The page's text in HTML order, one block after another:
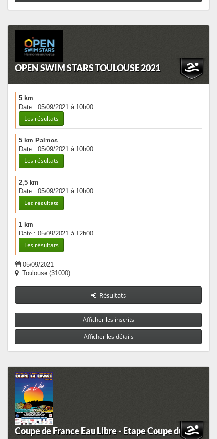
OPEN SWIM STARS TOULOUSE 2021
5 km
Date : 05/09/2021 à 10h00
Les résultats
5 km Palmes
Date : 05/09/2021 à 10h00
Les résultats
2,5 km
Date : 05/09/2021 à 10h00
Les résultats
1 km
Date : 05/09/2021 à 12h00
Les résultats
05/09/2021
Toulouse (31000)
Résultats
Afficher les inscrits
Afficher les détails
Coupe de France Eau Libre - Etape Coupe du